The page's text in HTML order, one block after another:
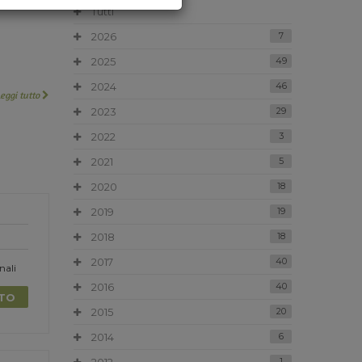
tutto
Tutti
2026
7
2025 49
2024 46
2023 29
2022 3
2021 5
2020 18
2019 19
2018 18
2017 40
2016 40
2015 20
2014 6